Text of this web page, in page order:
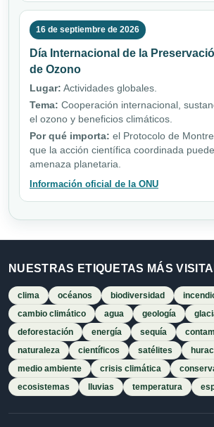
16 de septiembre de 2026
Día Internacional de la
de Ozono
Lugar: Actividades globales.
Tema: Cooperación internacional,
el ozono y beneficios climáticos.
Por qué importa: el Protocolo de
que la acción científica coordinada
amenaza planetaria.
Información oficial de la ONU
NUESTRAS ETIQUETAS MÁS
clima océanos biodiversidad
cambio climático
agua geología
deforestación
energía sequía
naturaleza
científicos satélites
medio ambiente
crisis climática
ecosistemas
lluvias temperatura